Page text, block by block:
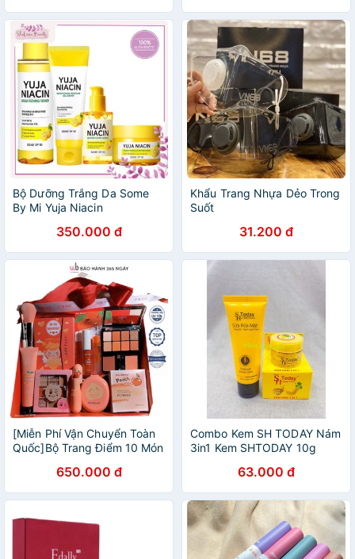
Bộ Dưỡng Trắng Da Some
By Mi Yuja Niacin
350.000 đ
Khẩu Trang Nhựa Dẻo Trong
Suốt
31.200 đ
[Miễn Phí Vận Chuyển Toàn
Quốc]Bộ Trang Điểm 10 Món
Rũ.Chất Phấn Siêu Mịn,Bám
Lâu,Son Kem Siêu Lì
650.000 đ
Combo Kem SH TODAY Nám
3in1 Kem SHTODAY 10g
63.000 đ